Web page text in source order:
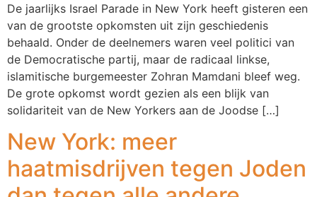
De jaarlijks Israel Parade in New York heeft gisteren een
van de grootste opkomsten uit zijn geschiedenis
behaald. Onder de deelnemers waren veel politici van
de Democratische partij, maar de radicaal linkse,
islamitische burgemeester Zohran Mamdani bleef weg.
De grote opkomst wordt gezien als een blijk van
solidariteit van de New Yorkers aan de Joodse […]
New York: meer
haatmisdrijven tegen Joden